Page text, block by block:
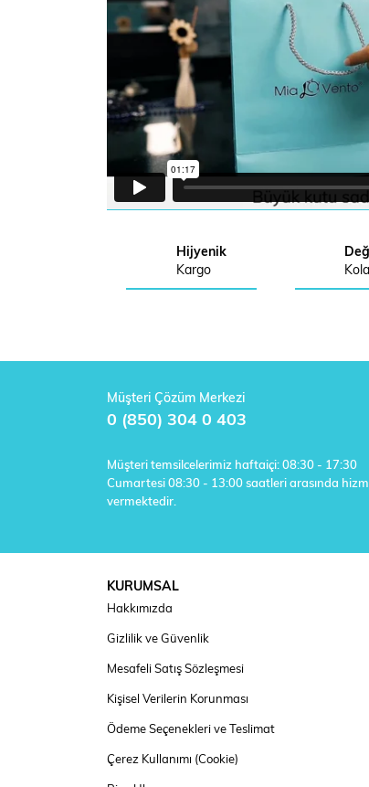
Hijyenik
Kargo
Müşteri Çözüm Merkezi
0 (850) 304 0 403
Müşteri temsilcelerimiz haftaiçi: 08:30 - 17:30
Cumartesi 08:30 - 13:00 saatleri arasında
vermektedir.
KURUMSAL
Hakkımızda
Gizlilik ve Güvenlik
Mesafeli Satış Sözleşmesi
Kişisel Verilerin Korunması
Ödeme Seçenekleri ve Teslimat
Çerez Kullanımı (Cookie)